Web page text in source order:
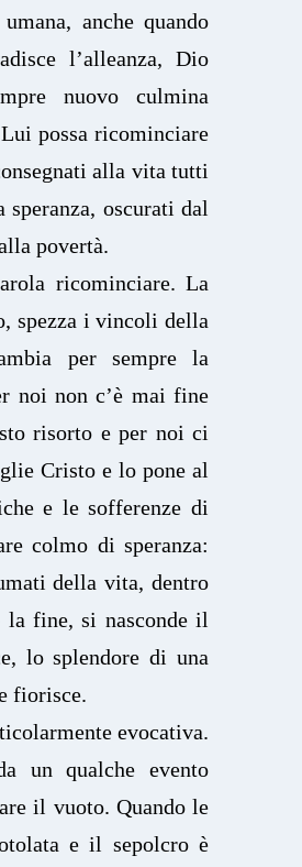
anche quando
l’alleanza, Dio
nuovo culmina
possa ricominciare
alla vita tutti
oscurati dal
povertà.
ricominciare. La
spezza i vincoli della
per sempre la
noi non c’è mai fine
risorto e per noi ci
Cristo e lo pone al
e le sofferenze di
colmo di speranza:
della vita, dentro
la fine, si nasconde il
lo splendore di una
fiorisce.
evocativa.
un qualche evento
il vuoto. Quando le
e il sepolcro è